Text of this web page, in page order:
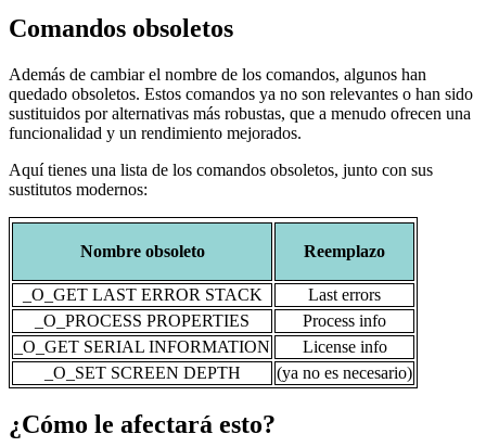
Comandos obsoletos
Además de cambiar el nombre de los comandos, algunos han
quedado obsoletos. Estos comandos ya no son relevantes o han sido
sustituidos por alternativas más robustas, que a menudo ofrecen una
funcionalidad y un rendimiento mejorados.
Aquí tienes una lista de los comandos obsoletos, junto con sus
sustitutos modernos:
Nombre obsoleto Reemplazo
_O_GET LAST ERROR STACK
Last errors
_O_PROCESS PROPERTIES
Process info
_O_GET SERIAL INFORMATION
License info
_O_SET SCREEN DEPTH
(ya no es necesario)
¿Cómo le afectará esto?